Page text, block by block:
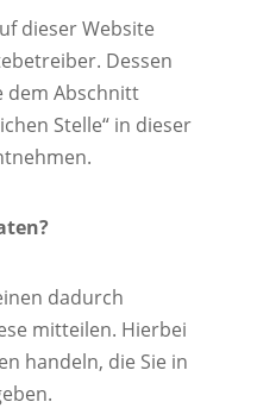
dieser Website
Dessen
dem Abschnitt
Stelle“ in dieser
dadurch
mitteilen. Hierbei
handeln, die Sie in